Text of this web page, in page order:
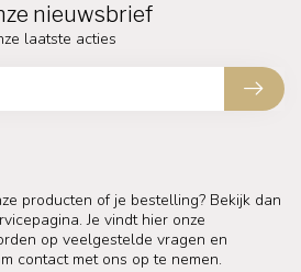
producten of je bestelling? Bekijk dan
Je vindt hier onze
op veelgestelde vragen en
contact met ons op te nemen.
nieuwsbrief
laatste acties